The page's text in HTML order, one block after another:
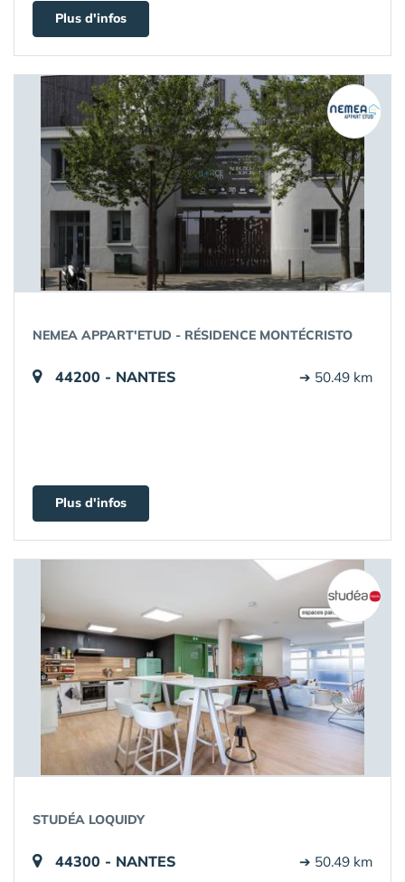
Plus d'infos
NEMEA APPART'ETUD - RÉSIDENCE MONTÉCRISTO
44200 - NANTES ➔ 50.49 km
Plus d'infos
STUDÉA LOQUIDY
44300 - NANTES ➔ 50.49 km